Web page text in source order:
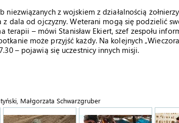
z wojskiem z działalnością
z dala od ojczyzny. Weterani mogą się podzielić
– mówi Stanisław Ekiert, szef zespołu
może przyjść każdy. Na kolejnych
– pojawią się uczestnicy innych misji.
Małgorzata Schwarzgruber